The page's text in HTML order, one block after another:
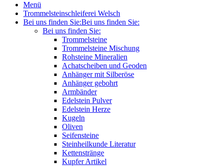
Menü
Trommelsteinschleiferei Welsch
Bei uns finden Sie:Bei uns finden Sie:
Bei uns finden Sie:
Trommelsteine
Trommelsteine Mischung
Rohsteine Mineralien
Achatscheiben und Geoden
Anhänger mit Silberöse
Anhänger gebohrt
Armbänder
Edelstein Pulver
Edelstein Herze
Kugeln
Oliven
Seifensteine
Steinheilkunde Literatur
Kettenstränge
Kupfer Artikel